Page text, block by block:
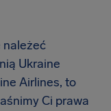
należeć
Ukraine
Airlines, to
Ci prawa